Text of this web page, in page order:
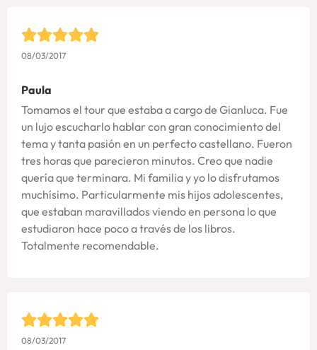
08/03/2017
Paula
Tomamos el tour que estaba a cargo de Gianluca. Fue
un lujo escucharlo hablar con gran conocimiento del
tema y tanta pasión en un perfecto castellano. Fueron
tres horas que parecieron minutos. Creo que nadie
quería que terminara. Mi familia y yo lo disfrutamos
muchísimo. Particularmente mis hijos adolescentes,
que estaban maravillados viendo en persona lo que
estudiaron hace poco a través de los libros.
Totalmente recomendable.
08/03/2017